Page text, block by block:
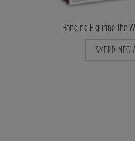
Hanging Figurine The
ISMERD MEG